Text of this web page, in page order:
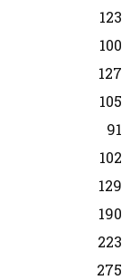
123
100
127
105
91
102
129
190
223
275